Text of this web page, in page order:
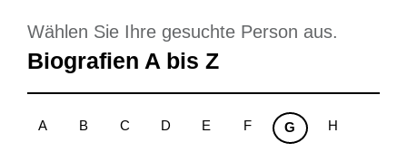
Wählen Sie Ihre gesuchte Person aus.
Biografien A bis Z
A B C D E F G H